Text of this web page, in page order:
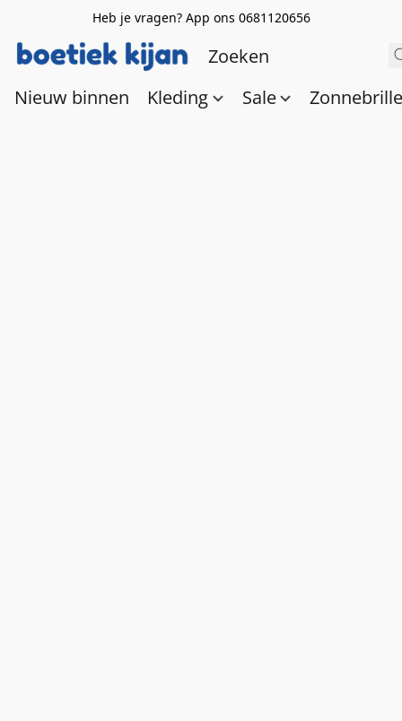
Heb je vragen? App ons 0681120656
Nieuw binnen Kleding Sale